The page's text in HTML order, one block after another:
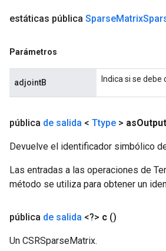
estáticas pública SparseMatrix
Parámetros
adjointB Indica si se debe
pública de salida < Ttype > asOutput
Devuelve el identificador simbólico
Las entradas a las operaciones de
método se utiliza para obtener un
pública de salida <?> c ()
Un CSRSparseMatrix.